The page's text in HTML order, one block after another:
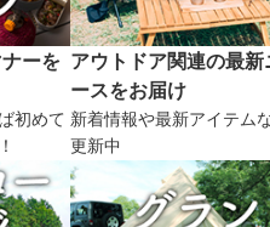
ーを
初めて
アウトドア関連の最新
ースをお届け
新着情報や最新アイテム
更新中